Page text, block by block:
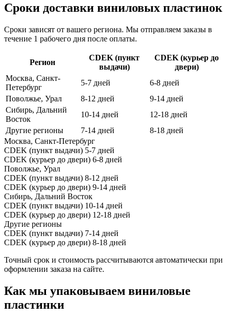
Сроки доставки виниловых пластинок
Сроки зависят от вашего региона. Мы отправляем заказы в
течение 1 рабочего дня после оплаты.
Регион
CDEK (пункт
выдачи)
CDEK (курьер до
двери)
Москва, Санкт-
Петербург
5-7 дней
6-8 дней
Поволжье, Урал
8-12 дней
9-14 дней
Сибирь, Дальний
Восток
10-14 дней
12-18 дней
Другие регионы
7-14 дней
8-18 дней
Москва, Санкт-Петербург
CDEK (пункт выдачи) 5-7 дней
CDEK (курьер до двери) 6-8 дней
Поволжье, Урал
CDEK (пункт выдачи) 8-12 дней
CDEK (курьер до двери) 9-14 дней
Сибирь, Дальний Восток
CDEK (пункт выдачи) 10-14 дней
CDEK (курьер до двери) 12-18 дней
Другие регионы
CDEK (пункт выдачи) 7-14 дней
CDEK (курьер до двери) 8-18 дней
Точный срок и стоимость рассчитываются автоматически при
оформлении заказа на сайте.
Как мы упаковываем виниловые
пластинки